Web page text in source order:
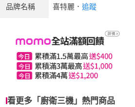
品牌名稱 喜特麗 ． 追蹤
看更多「廚衛三機」熱門商品